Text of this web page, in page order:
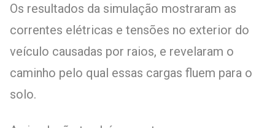
Os resultados da simulação mostraram as
correntes elétricas e tensões no exterior do
veículo causadas por raios, e revelaram o
caminho pelo qual essas cargas fluem para o
solo.